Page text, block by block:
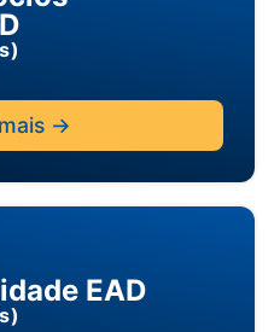
->
EAD